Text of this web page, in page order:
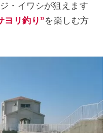
・イワシが狙えます
ヨリ釣り”を楽しむ方